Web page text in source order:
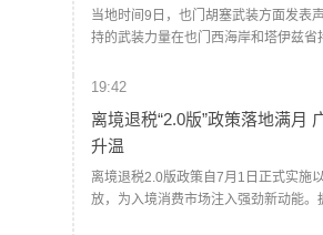
告诉新华社记者，该港口遭到弹道导弹
击，港口设施被严重破坏。一些港口工
当地时间9日，也门胡塞武装方面发表
持的武装力量在也门西海岸和塔伊兹省
和武器库发动了一次“大规模、高强度”
装力量在摩卡地区的军事集结人员及武
击“命中准确”，造成相关武器装备大范
死伤，其中包括沙特人员。声明还称，
监视和跟踪沙特支持的武装力量的军事
19:42
离境退税“2.0版”政策落地满月
升温
离境退税2.0版政策自7月1日正式实施
放，为入境消费市场注入强劲新动能。